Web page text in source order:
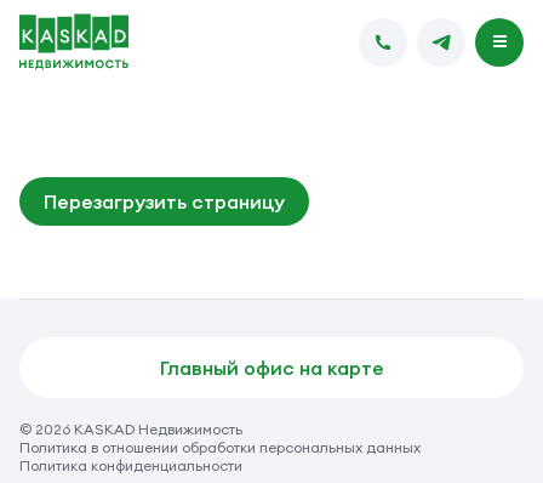
Перезагрузить страницу
Главный офис на карте
© 2026 KASKAD Недвижимость
Политика в отношении обработки персональных данных
Политика конфиденциальности